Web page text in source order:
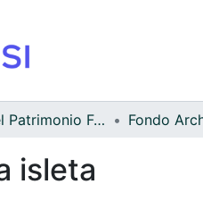
Archivo del Patrimonio Fotográfico y Fílmico del Valle del Cauca
isleta